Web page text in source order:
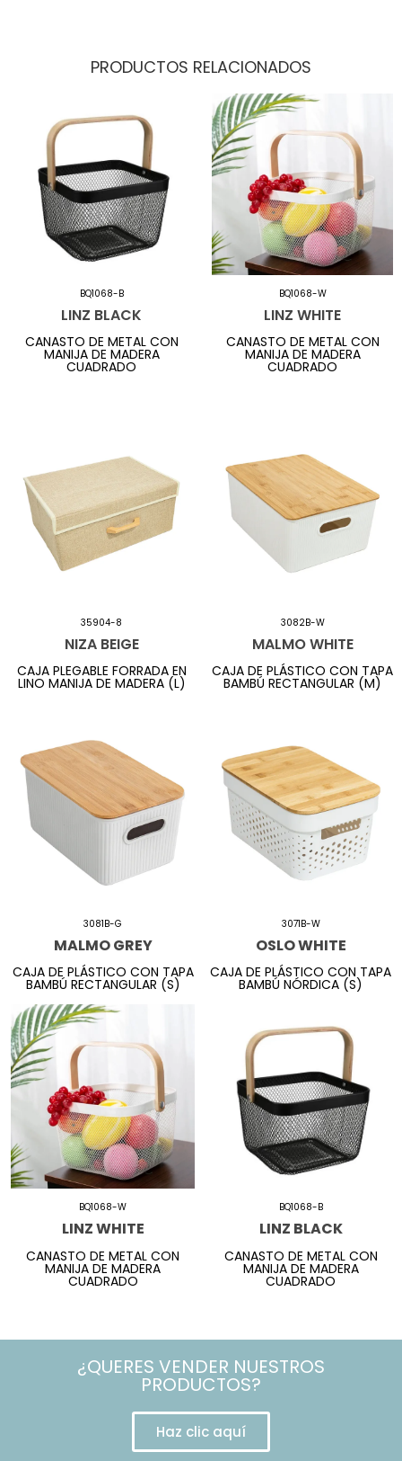
PRODUCTOS RELACIONADOS
BQ1068-B
LINZ BLACK
CANASTO DE METAL CON
MANIJA DE MADERA
CUADRADO
BQ1068-W
LINZ WHITE
CANASTO DE METAL CON
MANIJA DE MADERA
CUADRADO
35904-8
NIZA BEIGE
CAJA PLEGABLE FORRADA EN
LINO MANIJA DE MADERA (L)
3082B-W
MALMO WHITE
CAJA DE PLÁSTICO CON TAPA
BAMBÚ RECTANGULAR (M)
3081B-G
MALMO GREY
CAJA DE PLÁSTICO CON TAPA
BAMBÚ RECTANGULAR (S)
3071B-W
OSLO WHITE
CAJA DE PLÁSTICO CON TAPA
BAMBÚ NÓRDICA (S)
BQ1068-W
LINZ WHITE
CANASTO DE METAL CON
MANIJA DE MADERA
CUADRADO
BQ1068-B
LINZ BLACK
CANASTO DE METAL CON
MANIJA DE MADERA
CUADRADO
¿QUERES VENDER NUESTROS
PRODUCTOS?
Haz clic aquí